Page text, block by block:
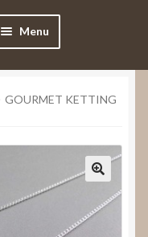
Menu
GOURMET KETTING